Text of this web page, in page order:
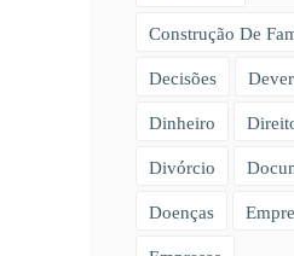
Construção De
Decisões
Dinheiro
Divórcio
Doenças